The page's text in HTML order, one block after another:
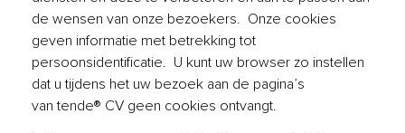
de wensen van onze bezoekers. Onze cookies
geven informatie met betrekking tot
persoonsidentificatie. U kunt uw browser zo instellen
dat u tijdens het uw bezoek aan de pagina’s
van tende® CV geen cookies ontvangt.